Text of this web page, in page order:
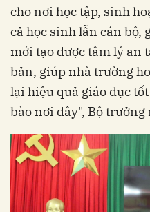
cho nơi học tập, sinh
cả học sinh lẫn cán bộ,
mới tạo được tâm lý an
bản, giúp nhà trường
lại hiệu quả giáo dục
bào nơi đây", Bộ